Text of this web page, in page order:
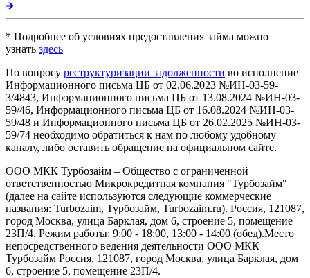
* Подробнее об условиях предоставления займа можно
узнать здесь
По вопросу реструктуризации задолженности во исполнение
Информационного письма ЦБ от 02.06.2023 №ИН-03-59-
3/4843, Информационного письма ЦБ от 13.08.2024 №ИН-03-
59/46, Информационного письма ЦБ от 16.08.2024 №ИН-03-
59/48 и Информационного письма ЦБ от 26.02.2025 №ИН-03-
59/74 необходимо обратиться к нам по любому удобному
каналу, либо оставить обращение на официальном сайте.
ООО МКК Турбозайм – Общество с ограниченной
ответственностью Микрокредитная компания "Турбозайм"
(далее на сайте используются следующие коммерческие
названия: Turbozaim, Турбозайм, Turbozaim.ru). Россия, 121087,
город Москва, улица Барклая, дом 6, строение 5, помещение
23П/4. Режим работы: 9:00 - 18:00, 13:00 - 14:00 (обед).Место
непосредственного ведения деятельности ООО МКК
Турбозайм Россия, 121087, город Москва, улица Барклая, дом
6, строение 5, помещение 23П/4.